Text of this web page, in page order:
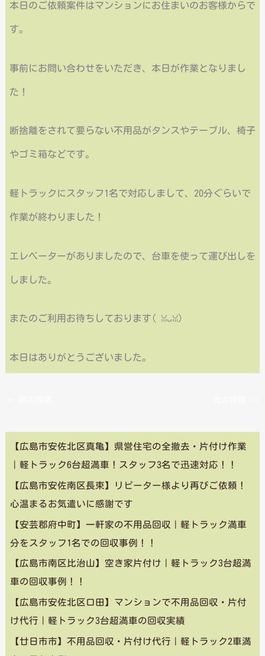
【広島市安佐北区真亀】県営住宅の全撤去・片付け作業
｜軽トラック6台超満車！スタッフ3名で迅速対応！！
【広島市安佐南区長束】リピーター様より再びご依頼！
心温まるお気遣いに感謝です
【安芸郡府中町】一軒家の不用品回収｜軽トラック満車
分をスタッフ1名での回収事例！！
【広島市南区比治山】空き家片付け｜軽トラック3台超満
車の回収事例！！
【広島市安佐北区口田】マンションで不用品回収・片付
け代行｜軽トラック3台超満車の回収実績
【廿日市市】不用品回収・片付け代行｜軽トラック2車満
本日のご依頼案件はマンションにお住まいのお客様からで
す。
事前にお問い合わせをいただき、本日が作業となりまし
た！
断捨離をされて要らない不用品がタンスやテーブル、椅子
やゴミ箱などです。
軽トラックにスタッフ1名で対応しまして、20分ぐらいで
作業が終わりました！
エレベーターがありましたので、台車を使って運び出しを
しました。
またのご利用お待ちしております( ꈍᴗꈍ)
本日はありがとうございました。